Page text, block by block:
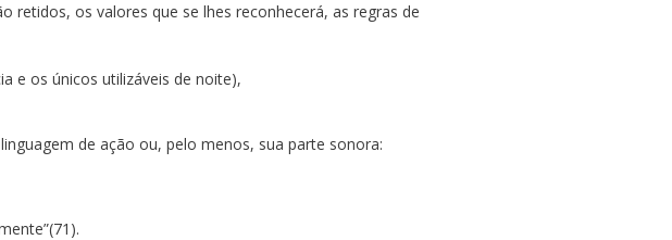
retidos, os valores que se lhes reconhecerá, as regras de
e os únicos utilizáveis de noite),
de ação ou, pelo menos, sua parte sonora: